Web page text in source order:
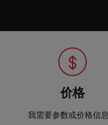
价格
我需要参数或价格信